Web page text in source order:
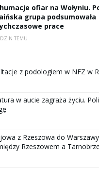
ofiar na Wołyniu.
grupa podsumowała
prace
TEMU
z podologiem w NFZ w
w aucie zagraża życiu.
z Rzeszowa do
Rzeszowem a